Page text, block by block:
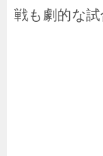
戦も劇的な試